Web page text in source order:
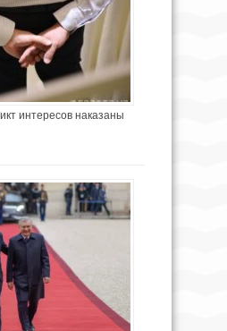
интересов наказаны